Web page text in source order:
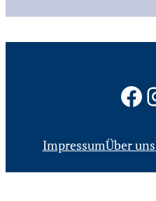
ImpressumÜber uns